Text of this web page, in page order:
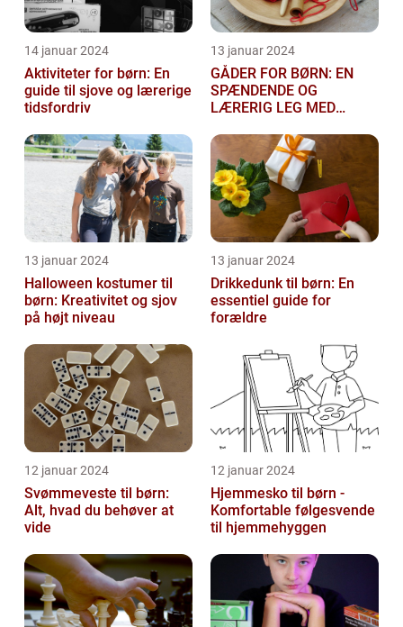
14 januar 2024
Aktiviteter for børn: En
guide til sjove og lærerige
tidsfordriv
13 januar 2024
GÅDER FOR BØRN: EN
SPÆNDENDE OG
LÆRERIG LEG MED
13 januar 2024
Halloween kostumer til
børn: Kreativitet og sjov
på højt niveau
13 januar 2024
Drikkedunk til børn: En
essentiel guide for
forældre
12 januar 2024
Svømmeveste til børn:
Alt, hvad du behøver at
vide
12 januar 2024
Hjemmesko til børn -
Komfortable følgesvende
til hjemmehyggen